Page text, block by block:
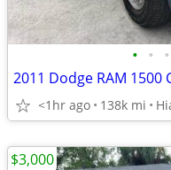
• • •
2011 Dodge RAM 1500
<1hr ago 138k mi
$3,000